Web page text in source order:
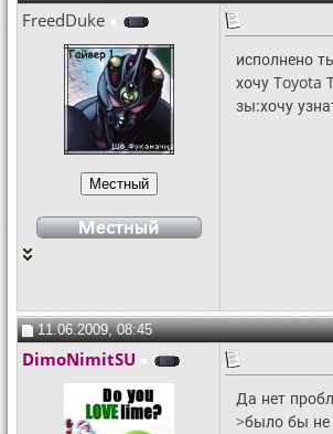
FreedDuke
исполнено
хочу Toyota
зы:хочу
11.06.2009, 08:45
DimoNimitSU
Да нет
>было бы не